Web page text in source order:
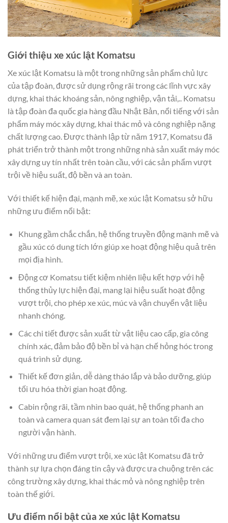
Giới thiệu xe xúc lật Komatsu
Xe xúc lật Komatsu là một trong những sản phẩm chủ lực
của tập đoàn, được sử dụng rộng rãi trong các lĩnh vực xây
dựng, khai thác khoáng sản, nông nghiệp, vận tải,.. Komatsu
là tập đoàn đa quốc gia hàng đầu Nhật Bản, nổi tiếng với sản
phẩm máy móc xây dựng, khai thác mỏ và công nghiệp nặng
chất lượng cao. Được thành lập từ năm 1917, Komatsu đã
phát triển trở thành một trong những nhà sản xuất máy móc
xây dựng uy tín nhất trên toàn cầu, với các sản phẩm vượt
trội về hiệu suất, độ bền và an toàn.
Với thiết kế hiện đại, mạnh mẽ, xe xúc lật Komatsu sở hữu
những ưu điểm nổi bật:
Khung gầm chắc chắn, hệ thống truyền động mạnh mẽ và
gầu xúc có dung tích lớn giúp xe hoạt động hiệu quả trên
mọi địa hình.
Động cơ Komatsu tiết kiệm nhiên liệu kết hợp với hệ
thống thủy lực hiện đại, mang lại hiệu suất hoạt động
vượt trội, cho phép xe xúc, múc và vận chuyển vật liệu
nhanh chóng.
Các chi tiết được sản xuất từ vật liệu cao cấp, gia công
chính xác, đảm bảo độ bền bỉ và hạn chế hỏng hóc trong
quá trình sử dụng.
Thiết kế đơn giản, dễ dàng tháo lắp và bảo dưỡng, giúp
tối ưu hóa thời gian hoạt động.
Cabin rộng rãi, tầm nhìn bao quát, hệ thống phanh an
toàn và camera quan sát đem lại sự an toàn tối đa cho
người vận hành.
Với những ưu điểm vượt trội, xe xúc lật Komatsu đã trở
thành sự lựa chọn đáng tin cậy và được ưa chuộng trên các
công trường xây dựng, khai thác mỏ và nông nghiệp trên
toàn thế giới.
Ưu điểm nổi bật của xe xúc lật Komatsu